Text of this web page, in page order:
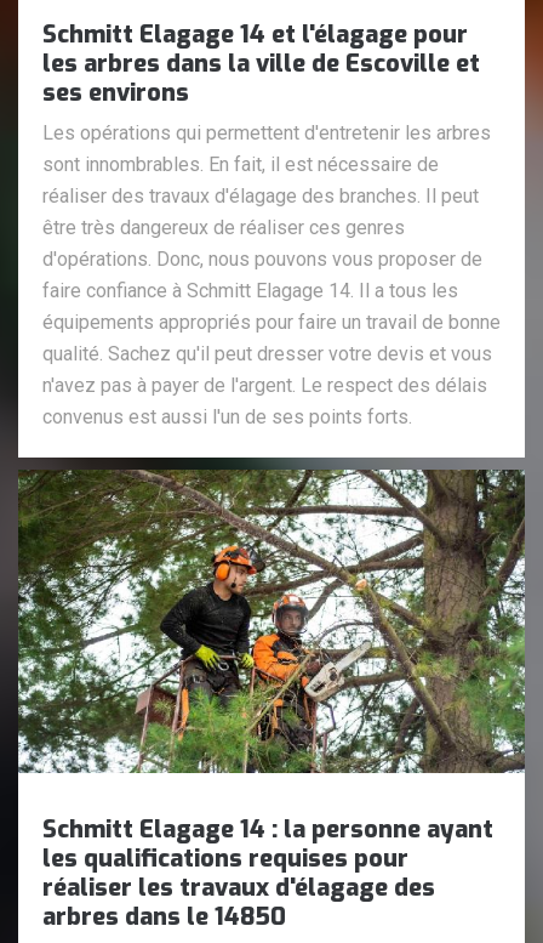
Schmitt Elagage 14 et l'élagage pour
les arbres dans la ville de Escoville et
ses environs
Les opérations qui permettent d'entretenir les arbres
sont innombrables. En fait, il est nécessaire de
réaliser des travaux d'élagage des branches. Il peut
être très dangereux de réaliser ces genres
d'opérations. Donc, nous pouvons vous proposer de
faire confiance à Schmitt Elagage 14. Il a tous les
équipements appropriés pour faire un travail de bonne
qualité. Sachez qu'il peut dresser votre devis et vous
n'avez pas à payer de l'argent. Le respect des délais
convenus est aussi l'un de ses points forts.
Schmitt Elagage 14 : la personne ayant
les qualifications requises pour
réaliser les travaux d'élagage des
arbres dans le 14850